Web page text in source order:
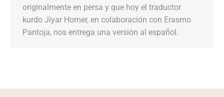
originalmente en persa y que hoy el traductor
kurdo Jiyar Homer, en colaboración con Erasmo
Pantoja, nos entrega una versión al español.